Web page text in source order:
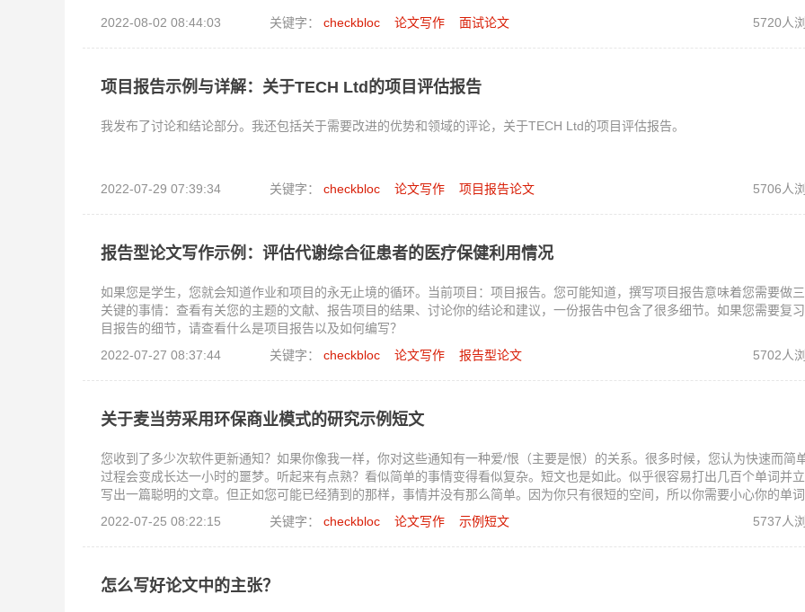
2022-08-02 08:44:03 关键字： checkbloc 论文写作 面试论文 5720人
项目报告示例与详解：关于TECH Ltd的项目评估报告
我发布了讨论和结论部分。我还包括关于需要改进的优势和领域的评论，关于TECH Ltd的项目评估报告。
2022-07-29 07:39:34 关键字： checkbloc 论文写作 项目报告论文 5706人
报告型论文写作示例：评估代谢综合征患者的医疗保健利用情况
如果您是学生，您就会知道作业和项目的永无止境的循环。当前项目：项目报告。您可能知道，撰写项目报告意味着您需要做
关键的事情：查看有关您的主题的文献、报告项目的结果、讨论你的结论和建议，一份报告中包含了很多细节。如果您需要复
目报告的细节，请查看什么是项目报告以及如何编写？
2022-07-27 08:37:44
关键字： checkbloc 论文写作 报告型论文 5702人
关于麦当劳采用环保商业模式的研究示例短文
您收到了多少次软件更新通知？如果你像我一样，你对这些通知有一种爱/恨（主要是恨）的关系。很多时候，您认为快速而简
过程会变成长达一小时的噩梦。听起来有点熟？看似简单的事情变得看似复杂。短文也是如此。似乎很容易打出几百个单词并
写出一篇聪明的文章。但正如您可能已经猜到的那样，事情并没有那么简单。因为你只有很短的空间，所以你需要小心你的单
择，并确保你能在几页纸上写下你要说的所有内容。如果您想知道如何完成这样的任务，您可能首先想查看如何写一篇超越其他
章的短文。
2022-07-25 08:22:15 关键字： checkbloc 论文写作 示例短文 5737人
怎么写好论文中的主张？